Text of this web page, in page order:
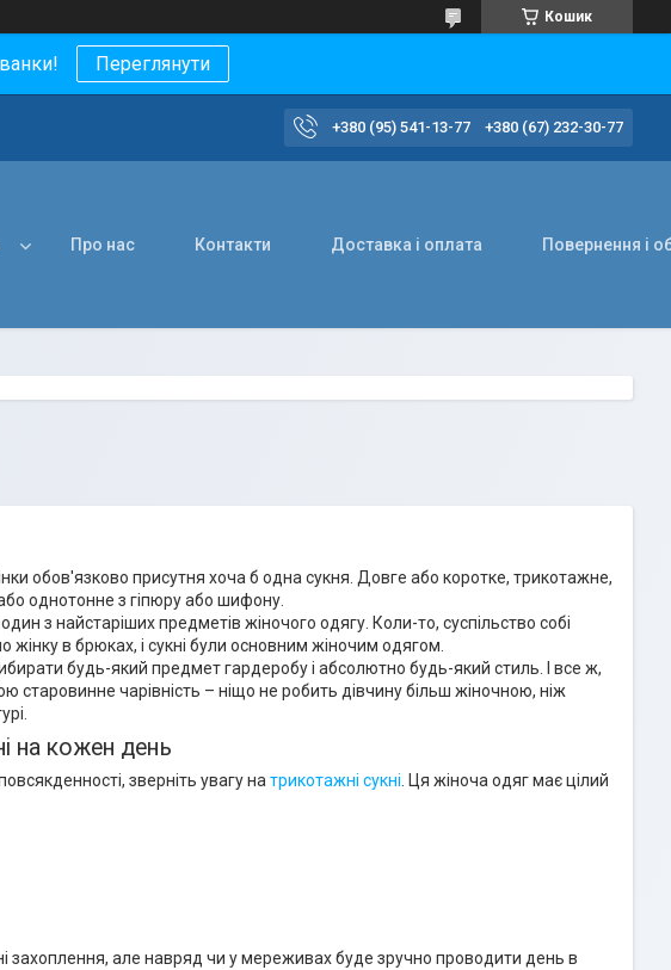
Кошик
Переглянути
+380 (95) 541-13-77 +380 (67) 232-30-77
Про нас Контакти Доставка і оплата Повернення і
обов'язково присутня хоча б одна сукня. Довге або коротке, трикотажне,
однотонне з гіпюру або шифону.
з найстаріших предметів жіночого одягу. Коли-то, суспільство собі
жінку в брюках, і сукні були основним жіночим одягом.
будь-який предмет гардеробу і абсолютно будь-який стиль. І все ж,
старовинне чарівність – ніщо не робить дівчину більш жіночною, ніж
на кожен день
зверніть увагу на трикотажні сукні . Ця жіноча одяг має цілий
захоплення, але навряд чи у мереживах буде зручно проводити день в